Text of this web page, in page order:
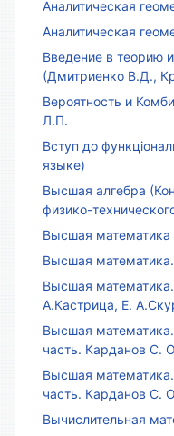
Аналитическая
Аналитическая
Введение в теорию
(Дмитриенко В.Д.,
Вероятность и
Л.П.
Вступ до
языке)
Высшая алгебра
физико-
Высшая математика
Высшая
Высшая
А.Кастрица, Е.
Высшая
часть. Карданов С.
Высшая
часть. Карданов С. О
Вычислительная